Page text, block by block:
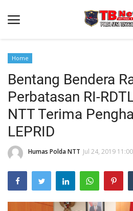
Beranda
Binkam
Terms & Conditions
Reskrim
Lantas
Polisi Kita
Mitra Polisi
Home
Bentang Bendera
Perbatasan RI-
NTT Terima
LEPRID
Humas Polda NTT Jul 24, 2019 11:00